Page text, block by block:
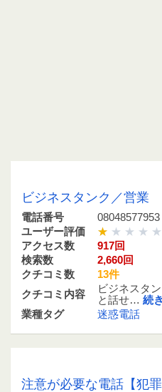
ビジネスタンク／営業
電話番号
ユーザー評価
アクセス数
917回
検索数
2,660回
クチコミ数
13件
クチコミ内容
ビジネスタ
と話せ… 続
業種タグ
迷惑電話
注意が必要な電話【犯罪